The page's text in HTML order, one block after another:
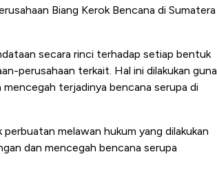
Biang Kerok Bencana di Sumatera
secara rinci terhadap setiap bentuk
perusahaan terkait. Hal ini dilakukan guna
terjadinya bencana serupa di
melawan hukum yang dilakukan
dan mencegah bencana serupa
Kongo Tutup Keran Ekspor, Harga
Tembaga Terbang ke Zona Berbahaya